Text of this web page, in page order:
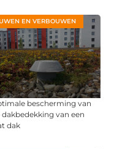
EN VERBOUWEN
bescherming van
dakbedekking van een
dak